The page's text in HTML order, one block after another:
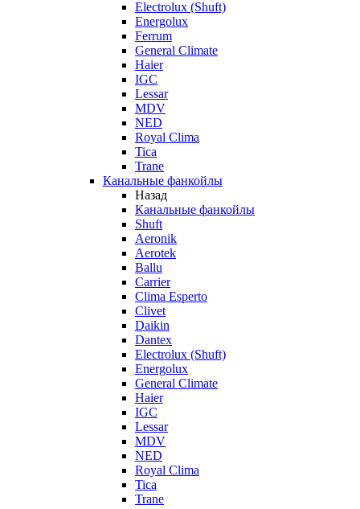
Electrolux (Shuft)
Energolux
Ferrum
General Climate
Haier
IGC
Lessar
MDV
NED
Royal Clima
Tica
Trane
Канальные фанкойлы
Назад
Канальные фанкойлы
Shuft
Aeronik
Aerotek
Ballu
Carrier
Clima Esperto
Clivet
Daikin
Dantex
Electrolux (Shuft)
Energolux
General Climate
Haier
IGC
Lessar
MDV
NED
Royal Clima
Tica
Trane